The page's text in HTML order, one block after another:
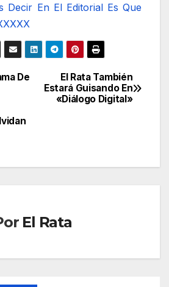
Decir En El Editorial Es Que
El Rata También
Estará Guisando En
«Diálogo Digital»
De
El Rata